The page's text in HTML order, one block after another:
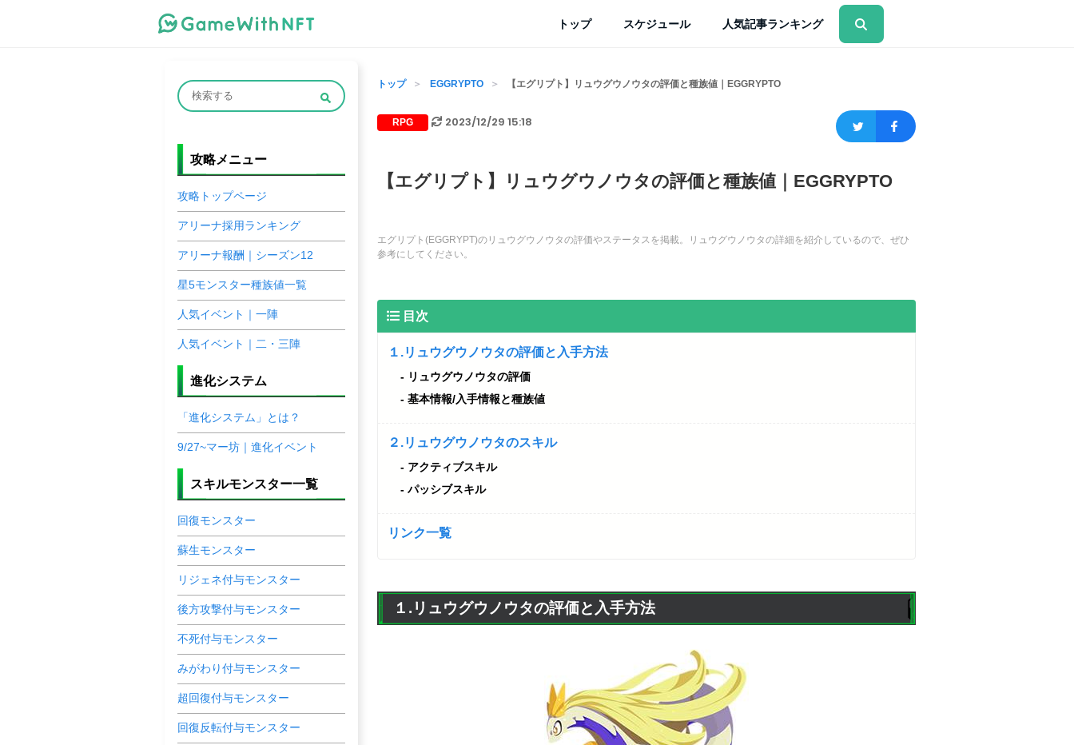
トップ スケジュール 人気記事ランキング
トップ EGGRYPTO 【エグリプト】リュウグウノウタの評価と種族値｜EGGRYPTO
RPG 2023/12/29 15:18
【エグリプト】リュウグウノウタの評価と種族値｜EGGRYPTO
エグリプト(EGGRYPT)のリュウグウノウタの評価やステータスを掲載。リュウグウノウタの詳細を紹介しているので、ぜひ
参考にしてください。
目次
１.リュウグウノウタの評価と入手方法
リュウグウノウタの評価
基本情報/入手情報と種族値
２.リュウグウノウタのスキル
アクティブスキル
パッシブスキル
リンク一覧
１.リュウグウノウタの評価と入手方法
攻略メニュー
攻略トップページ
アリーナ採用ランキング
アリーナ報酬｜シーズン12
星5モンスター種族値一覧
人気イベント｜一陣
人気イベント｜二・三陣
進化システム
「進化システム」とは？
9/27~マー坊｜進化イベント
スキルモンスター一覧
回復モンスター
蘇生モンスター
リジェネ付与モンスター
後方攻撃付与モンスター
不死付与モンスター
みがわり付与モンスター
超回復付与モンスター
回復反転付与モンスター